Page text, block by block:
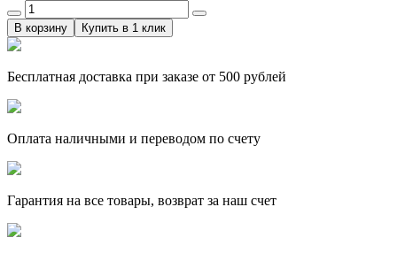
Купить в 1 клик
Бесплатная доставка при заказе от 500 рублей
Оплата наличными и переводом по счету
Гарантия на все товары, возврат за наш счет